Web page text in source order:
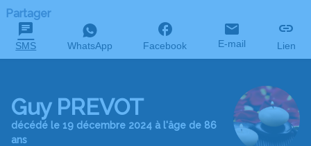
Partager
SMS WhatsApp Facebook E-mail Lien
Guy PREVOT
décédé le 19 décembre 2024 à l'âge de 86
ans